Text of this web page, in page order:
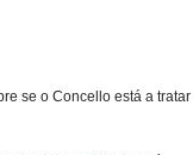
se o Concello está a tratar